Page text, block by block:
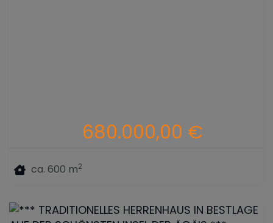
ca. 600 m2
680.000,00 €